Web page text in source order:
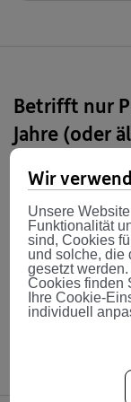
Die
Betrifft nur
Jahre (oder
Ab welchem
Können Sie
Wir
Unsere
Funktionalität
sind, Cookies
und solche, die
gesetzt
Cookies finden
Ihre Cookie-
individuell